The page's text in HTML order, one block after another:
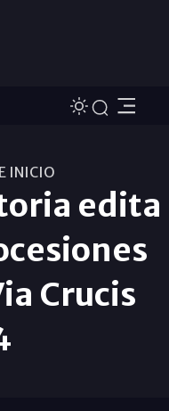
INICIO
edita
Crucis